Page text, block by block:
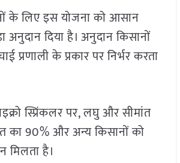
के लिए इस योजना को आसान
अनुदान दिया है। अनुदान किसानों
प्रणाली के प्रकार पर निर्भर करता
स्प्रिंकलर पर, लघु और सीमांत
का 90% और अन्य किसानों को
है।